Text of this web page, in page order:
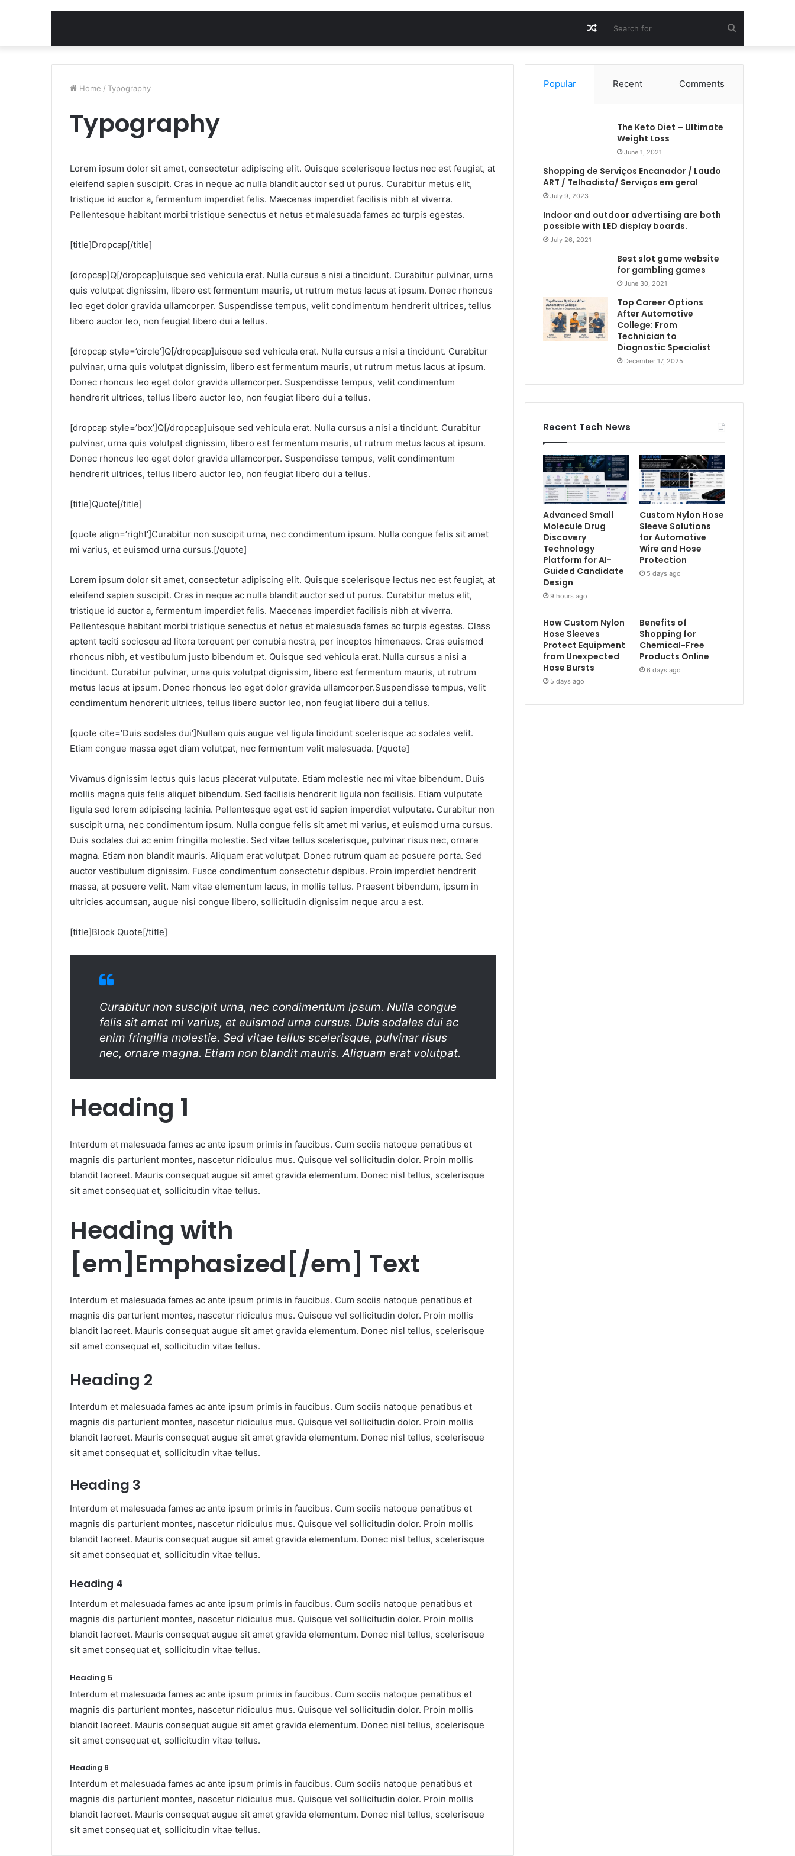
for
Random
Article
Home / Typography
Typography
Lorem ipsum dolor sit amet, consectetur adipiscing elit. Quisque scelerisque lectus nec est feugiat, at
eleifend sapien suscipit. Cras in neque ac nulla blandit auctor sed ut purus. Curabitur metus elit,
tristique id auctor a, fermentum imperdiet felis. Maecenas imperdiet facilisis nibh at viverra.
Pellentesque habitant morbi tristique senectus et netus et malesuada fames ac turpis egestas.
[title]Dropcap[/title]
[dropcap]Q[/dropcap]uisque sed vehicula erat. Nulla cursus a nisi a tincidunt. Curabitur pulvinar, urna
quis volutpat dignissim, libero est fermentum mauris, ut rutrum metus lacus at ipsum. Donec rhoncus
leo eget dolor gravida ullamcorper. Suspendisse tempus, velit condimentum hendrerit ultrices, tellus
libero auctor leo, non feugiat libero dui a tellus.
[dropcap style=’circle’]Q[/dropcap]uisque sed vehicula erat. Nulla cursus a nisi a tincidunt. Curabitur
pulvinar, urna quis volutpat dignissim, libero est fermentum mauris, ut rutrum metus lacus at ipsum.
Donec rhoncus leo eget dolor gravida ullamcorper. Suspendisse tempus, velit condimentum
hendrerit ultrices, tellus libero auctor leo, non feugiat libero dui a tellus.
[dropcap style=’box’]Q[/dropcap]uisque sed vehicula erat. Nulla cursus a nisi a tincidunt. Curabitur
pulvinar, urna quis volutpat dignissim, libero est fermentum mauris, ut rutrum metus lacus at ipsum.
Donec rhoncus leo eget dolor gravida ullamcorper. Suspendisse tempus, velit condimentum
hendrerit ultrices, tellus libero auctor leo, non feugiat libero dui a tellus.
[title]Quote[/title]
[quote align=’right’]Curabitur non suscipit urna, nec condimentum ipsum. Nulla congue felis sit amet
mi varius, et euismod urna cursus.[/quote]
Lorem ipsum dolor sit amet, consectetur adipiscing elit. Quisque scelerisque lectus nec est feugiat, at
eleifend sapien suscipit. Cras in neque ac nulla blandit auctor sed ut purus. Curabitur metus elit,
tristique id auctor a, fermentum imperdiet felis. Maecenas imperdiet facilisis nibh at viverra.
Pellentesque habitant morbi tristique senectus et netus et malesuada fames ac turpis egestas. Class
aptent taciti sociosqu ad litora torquent per conubia nostra, per inceptos himenaeos. Cras euismod
rhoncus nibh, et vestibulum justo bibendum et. Quisque sed vehicula erat. Nulla cursus a nisi a
tincidunt. Curabitur pulvinar, urna quis volutpat dignissim, libero est fermentum mauris, ut rutrum
metus lacus at ipsum. Donec rhoncus leo eget dolor gravida ullamcorper.Suspendisse tempus, velit
condimentum hendrerit ultrices, tellus libero auctor leo, non feugiat libero dui a tellus.
[quote cite=’Duis sodales dui’]Nullam quis augue vel ligula tincidunt scelerisque ac sodales velit.
Etiam congue massa eget diam volutpat, nec fermentum velit malesuada. [/quote]
Vivamus dignissim lectus quis lacus placerat vulputate. Etiam molestie nec mi vitae bibendum. Duis
mollis magna quis felis aliquet bibendum. Sed facilisis hendrerit ligula non facilisis. Etiam vulputate
ligula sed lorem adipiscing lacinia. Pellentesque eget est id sapien imperdiet vulputate. Curabitur non
suscipit urna, nec condimentum ipsum. Nulla congue felis sit amet mi varius, et euismod urna cursus.
Duis sodales dui ac enim fringilla molestie. Sed vitae tellus scelerisque, pulvinar risus nec, ornare
magna. Etiam non blandit mauris. Aliquam erat volutpat. Donec rutrum quam ac posuere porta. Sed
auctor vestibulum dignissim. Fusce condimentum consectetur dapibus. Proin imperdiet hendrerit
massa, at posuere velit. Nam vitae elementum lacus, in mollis tellus. Praesent bibendum, ipsum in
ultricies accumsan, augue nisi congue libero, sollicitudin dignissim neque arcu a est.
[title]Block Quote[/title]
Curabitur non suscipit urna, nec condimentum ipsum. Nulla congue
felis sit amet mi varius, et euismod urna cursus. Duis sodales dui ac
enim fringilla molestie. Sed vitae tellus scelerisque, pulvinar risus
nec, ornare magna. Etiam non blandit mauris. Aliquam erat volutpat.
Heading 1
Interdum et malesuada fames ac ante ipsum primis in faucibus. Cum sociis natoque penatibus et
magnis dis parturient montes, nascetur ridiculus mus. Quisque vel sollicitudin dolor. Proin mollis
blandit laoreet. Mauris consequat augue sit amet gravida elementum. Donec nisl tellus, scelerisque
sit amet consequat et, sollicitudin vitae tellus.
Heading with
[em]Emphasized[/em] Text
Interdum et malesuada fames ac ante ipsum primis in faucibus. Cum sociis natoque penatibus et
magnis dis parturient montes, nascetur ridiculus mus. Quisque vel sollicitudin dolor. Proin mollis
blandit laoreet. Mauris consequat augue sit amet gravida elementum. Donec nisl tellus, scelerisque
sit amet consequat et, sollicitudin vitae tellus.
Heading 2
Interdum et malesuada fames ac ante ipsum primis in faucibus. Cum sociis natoque penatibus et
magnis dis parturient montes, nascetur ridiculus mus. Quisque vel sollicitudin dolor. Proin mollis
blandit laoreet. Mauris consequat augue sit amet gravida elementum. Donec nisl tellus, scelerisque
sit amet consequat et, sollicitudin vitae tellus.
Heading 3
Interdum et malesuada fames ac ante ipsum primis in faucibus. Cum sociis natoque penatibus et
magnis dis parturient montes, nascetur ridiculus mus. Quisque vel sollicitudin dolor. Proin mollis
blandit laoreet. Mauris consequat augue sit amet gravida elementum. Donec nisl tellus, scelerisque
sit amet consequat et, sollicitudin vitae tellus.
Heading 4
Interdum et malesuada fames ac ante ipsum primis in faucibus. Cum sociis natoque penatibus et
magnis dis parturient montes, nascetur ridiculus mus. Quisque vel sollicitudin dolor. Proin mollis
blandit laoreet. Mauris consequat augue sit amet gravida elementum. Donec nisl tellus, scelerisque
sit amet consequat et, sollicitudin vitae tellus.
Heading 5
Interdum et malesuada fames ac ante ipsum primis in faucibus. Cum sociis natoque penatibus et
magnis dis parturient montes, nascetur ridiculus mus. Quisque vel sollicitudin dolor. Proin mollis
blandit laoreet. Mauris consequat augue sit amet gravida elementum. Donec nisl tellus, scelerisque
sit amet consequat et, sollicitudin vitae tellus.
Heading 6
Interdum et malesuada fames ac ante ipsum primis in faucibus. Cum sociis natoque penatibus et
magnis dis parturient montes, nascetur ridiculus mus. Quisque vel sollicitudin dolor. Proin mollis
blandit laoreet. Mauris consequat augue sit amet gravida elementum. Donec nisl tellus, scelerisque
sit amet consequat et, sollicitudin vitae tellus.
Popular Recent Comments
The Keto Diet – Ultimate
Weight Loss
June 1, 2021
Shopping de Serviços Encanador / Laudo
ART / Telhadista/ Serviços em geral
July 9, 2023
Indoor and outdoor advertising are both
possible with LED display boards.
July 26, 2021
Best slot game website
for gambling games
June 30, 2021
Top Career Options
After Automotive
College: From
Technician to
Diagnostic Specialist
December 17, 2025
Recent Tech News
Advanced Small
Molecule Drug
Discovery
Technology
Platform for AI-
Guided Candidate
Design
9 hours ago
Custom Nylon Hose
Sleeve Solutions
for Automotive
Wire and Hose
Protection
5 days ago
How Custom Nylon
Hose Sleeves
Protect Equipment
from Unexpected
Hose Bursts
5 days ago
Benefits of
Shopping for
Chemical-Free
Products Online
6 days ago